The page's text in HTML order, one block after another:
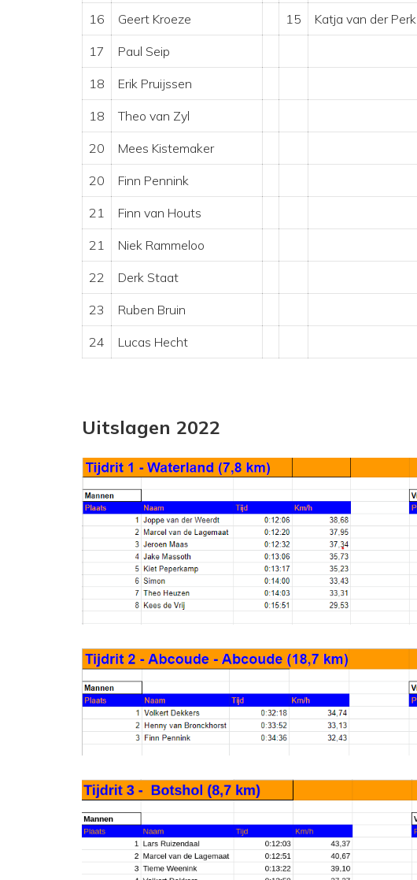
16 Geert Kroeze 15 Katja van der Perk
17 Paul Seip
18 Erik Pruijssen
18 Theo van Zyl
20 Mees Kistemaker
20 Finn Pennink
21 Finn van Houts
21 Niek Rammeloo
22 Derk Staat
23 Ruben Bruin
24 Lucas Hecht
Uitslagen 2022